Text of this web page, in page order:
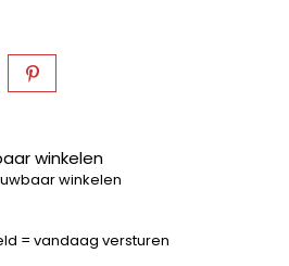
winkelen
winkelen
= vandaag versturen